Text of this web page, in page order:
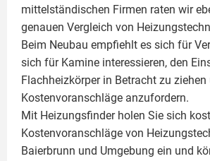
mittelständischen Firmen raten wir
genauen Vergleich von
Beim Neubau empfiehlt es sich für
sich für Kamine interessieren, den
Flachheizkörperin Betracht zu ziehen
Kostenvoranschläge anzufordern.
Mit Heizungsfinder holen Sie sich
Kostenvoranschläge von
Baierbrunn und Umgebung ein und